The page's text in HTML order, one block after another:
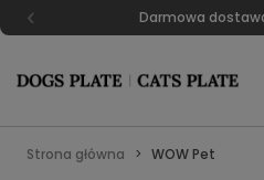
Darmowa
Strona główna WOW Pet